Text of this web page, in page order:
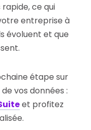
ce qui
entreprise à
évoluent et que
étape sur
vos données :
et profitez